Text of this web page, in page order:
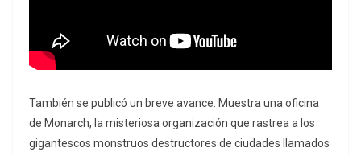
También se publicó un breve avance. Muestra una oficina
de Monarch, la misteriosa organización que rastrea a los
gigantescos monstruos destructores de ciudades llamados